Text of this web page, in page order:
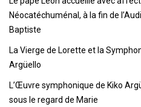
Néocatéchuménal, à la fin de
Baptiste
La Vierge de Lorette et la
Argüello
L’Œuvre symphonique de Kiko
sous le regard de Marie